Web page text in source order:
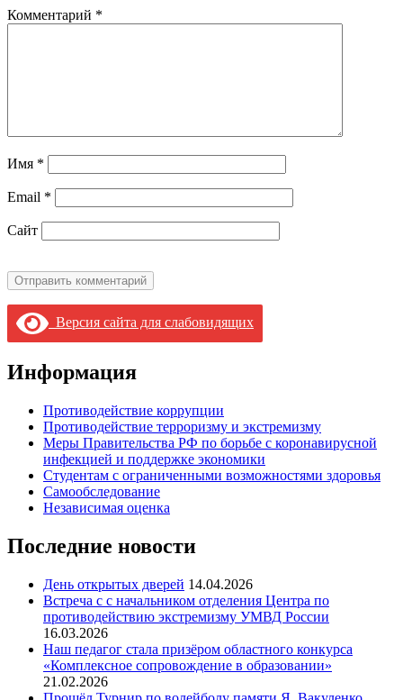
Комментарий *
Имя *
Email *
Сайт
Версия сайта для слабовидящих
Информация
Противодействие коррупции
Противодействие терроризму и экстремизму
Меры Правительства РФ по борьбе с коронавирусной
инфекцией и поддержке экономики
Студентам с ограниченными возможностями здоровья
Самообследование
Независимая оценка
Последние новости
День открытых дверей 14.04.2026
Встреча с с начальником отделения Центра по
противодействию экстремизму УМВД России
16.03.2026
Наш педагог стала призёром областного конкурса
«Комплексное сопровождение в образовании»
21.02.2026